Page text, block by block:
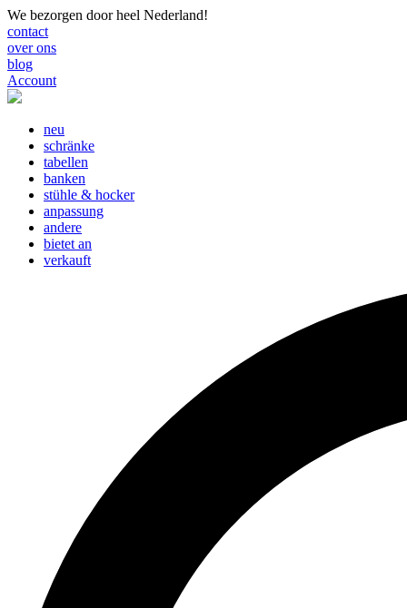
We bezorgen door heel Nederland!
contact
over ons
blog
Account
neu
schränke
tabellen
banken
stühle & hocker
anpassung
andere
bietet an
verkauft